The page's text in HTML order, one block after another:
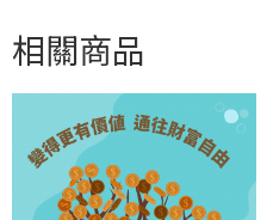
相關商品